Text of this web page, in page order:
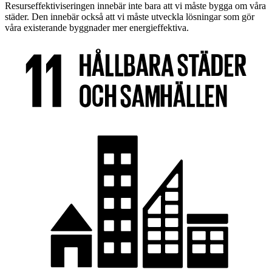
Resurseffektiviseringen innebär inte bara att vi måste bygga om våra
städer. Den innebär också att vi måste utveckla lösningar som gör
våra existerande byggnader mer energieffektiva.